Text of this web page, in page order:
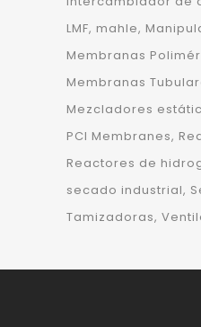
LMF mahle
Membranas
Membranas
Mezcladores
PCI Membranes
Reactores de
secado industrial
Tamizadoras